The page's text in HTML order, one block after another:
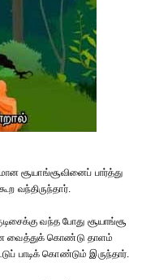
சூயாங்சூவினைப் பார்த்து
வந்திருந்தார்.
வந்த போது சூயாங்சூ
வைத்துக் கொண்டு தாளம்
பாடிக் கொண்டும் இருந்தார்.